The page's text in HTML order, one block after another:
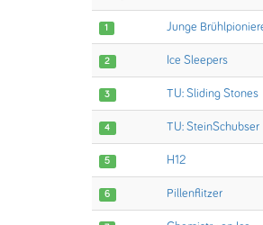
1 Junge
2 Ice Sleepers
3 TU: Sliding Stones
4 TU: SteinSchubser
5 H12
6 Pillenflitzer